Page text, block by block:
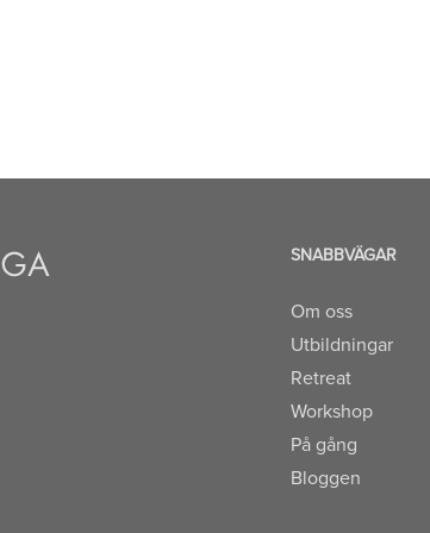
SNABBVÄGAR
Om oss
Utbildningar
Retreat
Workshop
På gång
Bloggen